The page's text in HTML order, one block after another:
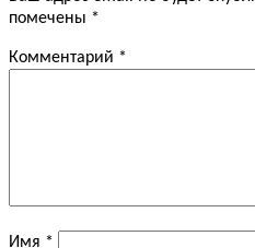
помечены *
Комментарий *
Имя *